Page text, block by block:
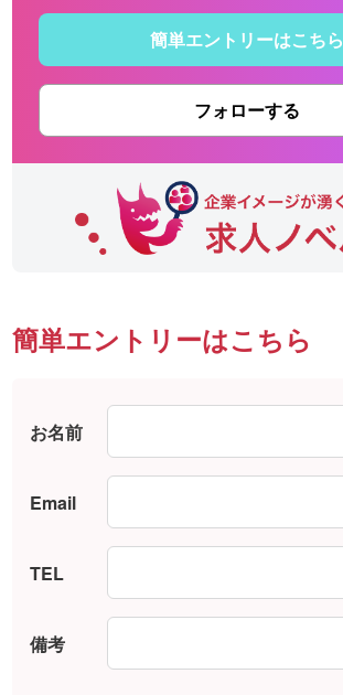
簡単エントリーはこちら
フォローする
簡単エントリーはこちら
お名前
Email
TEL
備考